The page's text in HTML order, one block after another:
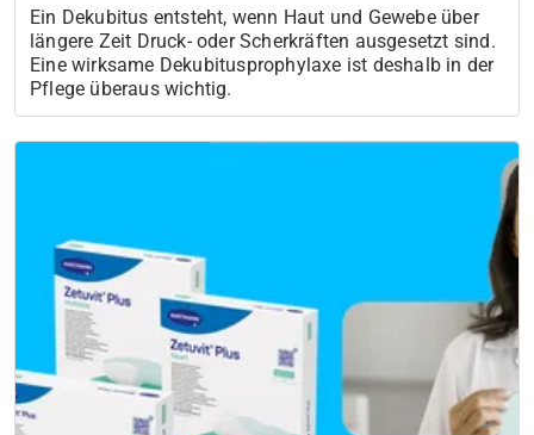
Ein Dekubitus entsteht, wenn Haut und Gewebe über
längere Zeit Druck- oder Scherkräften ausgesetzt sind.
Eine wirksame Dekubitusprophylaxe ist deshalb in der
Pflege überaus wichtig.